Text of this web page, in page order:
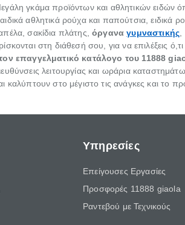
γκάμα προϊόντων και αθλητικών ειδών
αθλητικά ρούχα και παπούτσια, ειδικά
σακίδια πλάτης,όργαναγυμναστικής
στη διάθεσή σου, για να επιλέξεις
επαγγελματικό κατάλογο του 11888
λειτουργίας και ωράρια
καλύπτουν στο μέγιστο τις ανάγκες και το
Υπηρεσίες
Επείγουσες Εργασίες
Προσφορές 11888 giaola
Ραντεβού με Τεχνικούς